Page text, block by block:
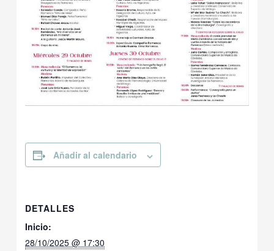
Añadir al calendario
DETALLES
Inicio:
28/10/2025 @ 17:30